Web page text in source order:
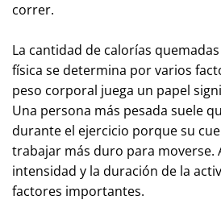
correr.
La cantidad de calorías
física se determina por varios
peso corporal juega un papel
Una persona más pesada suele
durante el ejercicio porque su
trabajar más duro para moverse.
intensidad y la duración de la
factores importantes.